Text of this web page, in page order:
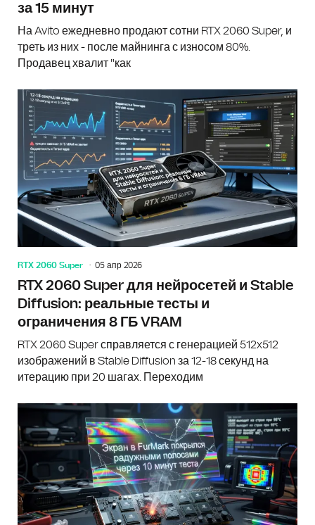
за 15 минут
На Avito ежедневно продают сотни RTX 2060 Super, и
треть из них - после майнинга с износом 80%.
Продавец хвалит "как
RTX 2060 Super 05 апр 2026
RTX 2060 Super для нейросетей и Stable
Diffusion: реальные тесты и
ограничения 8 ГБ VRAM
RTX 2060 Super справляется с генерацией 512x512
изображений в Stable Diffusion за 12-18 секунд на
итерацию при 20 шагах. Переходим